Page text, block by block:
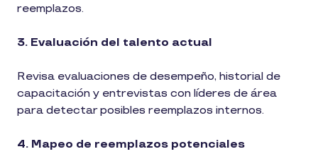
reemplazos.
3. Evaluación del talento actual
Revisa evaluaciones de desempeño, historial de
capacitación y entrevistas con líderes de área
para detectar posibles reemplazos internos.
4. Mapeo de reemplazos potenciales